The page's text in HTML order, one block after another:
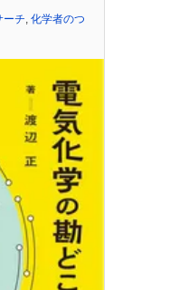
ーチ 化学者のつ